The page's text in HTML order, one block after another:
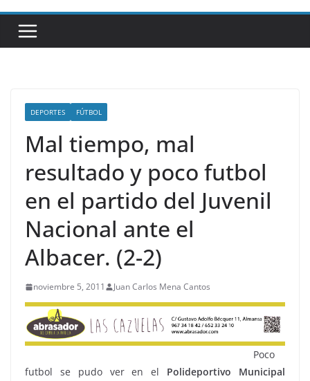
DEPORTES FÚTBOL
Mal tiempo, mal
resultado y poco futbol
en el partido del Juvenil
Nacional ante el
Albacer. (2-2)
noviembre 5, 2011 Juan Carlos Mena Cantos
Poco
futbol se pudo ver en el Polideportivo
Municipal